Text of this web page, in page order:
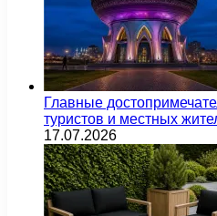
Главные
туристов и местных
17.07.2026